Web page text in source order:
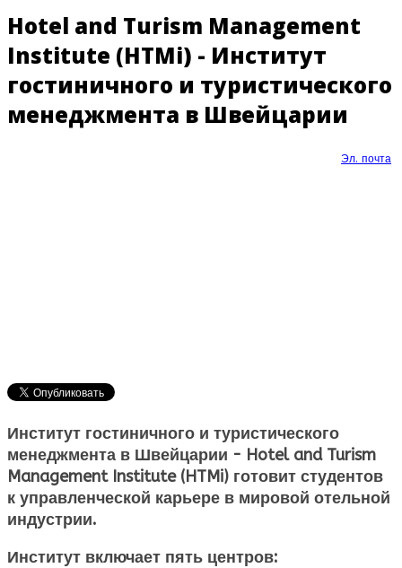
Hotel and Turism Management
Institute (HTMi) - Институт
гостиничного и туристического
менеджмента в Швейцарии
Эл. почта
Институт гостиничного и туристического
менеджмента в Швейцарии - Hotel and Turism
Management Institute (HTMi) готовит студентов
к управленческой карьере в мировой отельной
индустрии.
Институт включает пять центров: